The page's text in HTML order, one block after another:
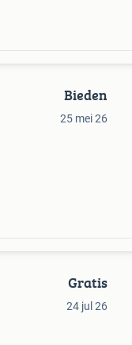
Bieden
25 mei 26
Gratis
24 jul 26